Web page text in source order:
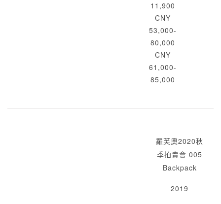
11,900
CNY
53,000-
80,000
CNY
61,000-
85,000
羅芙奧2020秋
季拍賣會 005
Backpack
2019